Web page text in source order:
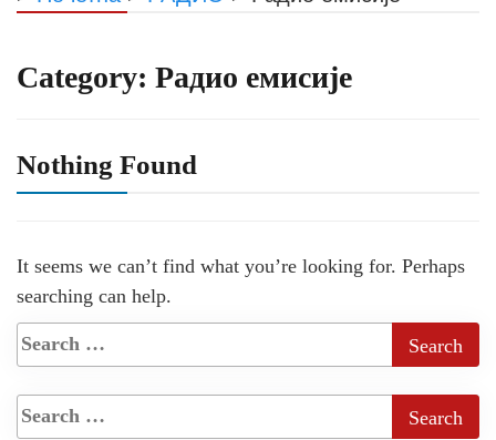
Category: Радио емисије
Nothing Found
It seems we can’t find what you’re looking for. Perhaps
searching can help.